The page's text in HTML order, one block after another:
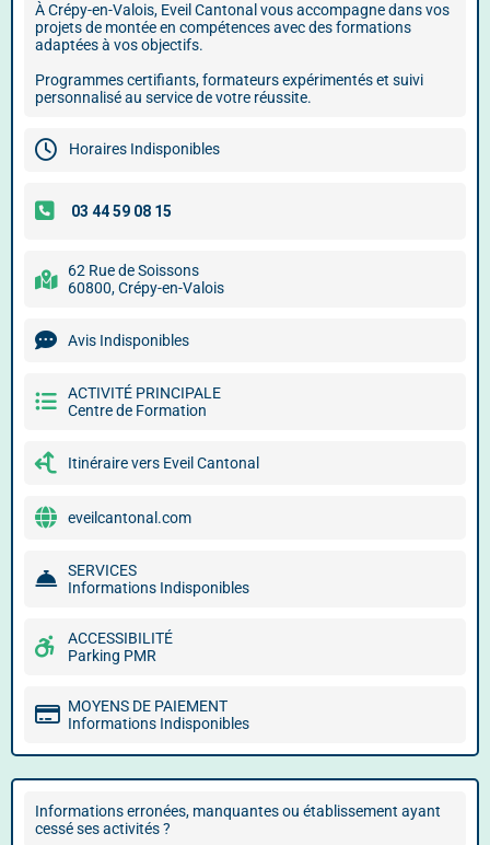
À Crépy-en-Valois, Eveil Cantonal vous accompagne dans vos
projets de montée en compétences avec des formations
adaptées à vos objectifs.
Programmes certifiants, formateurs expérimentés et suivi
personnalisé au service de votre réussite.
Horaires Indisponibles
62 Rue de Soissons
60800, Crépy-en-Valois
Avis Indisponibles
ACTIVITÉ PRINCIPALE
Centre de Formation
Itinéraire vers Eveil Cantonal
eveilcantonal.com
SERVICES
Informations Indisponibles
ACCESSIBILITÉ
Parking PMR
MOYENS DE PAIEMENT
Informations Indisponibles
Informations erronées, manquantes ou établissement ayant
cessé ses activités ?